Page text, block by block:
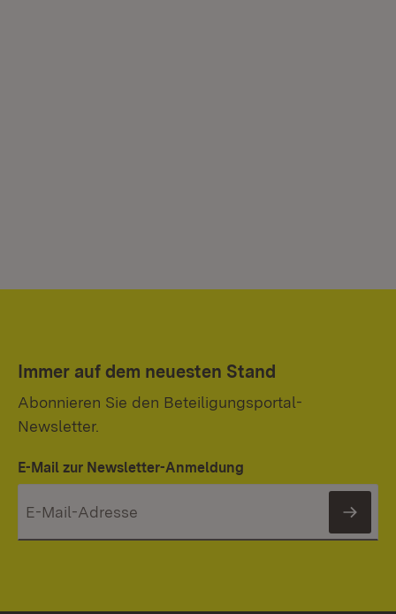
Immer auf dem neuesten Stand
Abonnieren Sie den Beteiligungsportal-
Newsletter.
E-Mail zur Newsletter-Anmeldung